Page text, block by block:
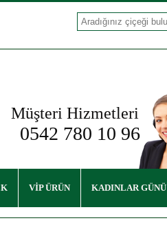
Müşteri Hizmetleri
0542 780 10 96
VİP ÜRÜN KADINLAR GÜNÜ